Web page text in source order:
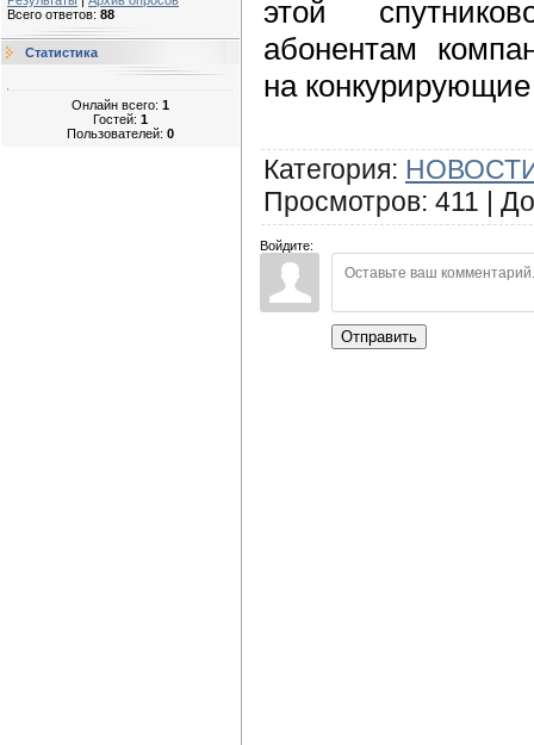
Всего ответов: 88
Статистика
Онлайн всего: 1
Гостей: 1
Пользователей: 0
этой
абонентам
на
Категория:
Просмотров: 411 |
Войдите:
Отправить